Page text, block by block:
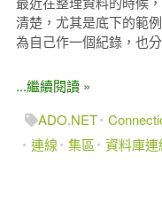
清楚，尤其是底下的範例
為自己作一個紀錄，也
...繼續閱讀 »
ADO.NET
連線
集區 資料庫連